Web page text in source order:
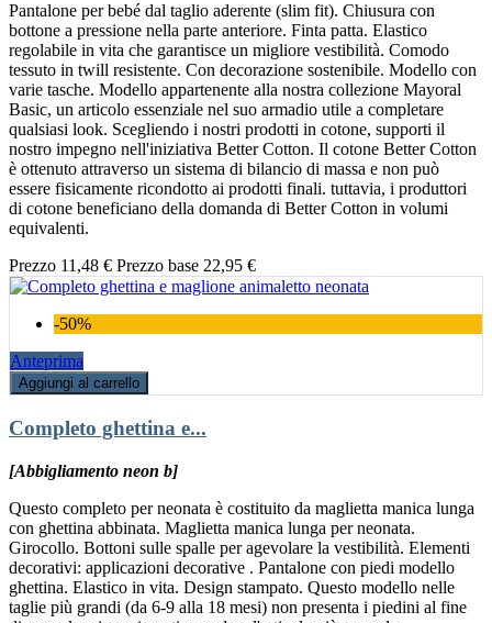
Pantalone per bebé dal taglio aderente (slim fit). Chiusura con
bottone a pressione nella parte anteriore. Finta patta. Elastico
regolabile in vita che garantisce un migliore vestibilità. Comodo
tessuto in twill resistente. Con decorazione sostenibile. Modello con
varie tasche. Modello appartenente alla nostra collezione Mayoral
Basic, un articolo essenziale nel suo armadio utile a completare
qualsiasi look. Scegliendo i nostri prodotti in cotone, supporti il
nostro impegno nell'iniziativa Better Cotton. Il cotone Better Cotton
è ottenuto attraverso un sistema di bilancio di massa e non può
essere fisicamente ricondotto ai prodotti finali. tuttavia, i produttori
di cotone beneficiano della domanda di Better Cotton in volumi
equivalenti.
Prezzo 11,48 € Prezzo base 22,95 €
-50%
Anteprima
Aggiungi al carrello
Completo ghettina e...
[Abbigliamento neon b]
Questo completo per neonata è costituito da maglietta manica lunga
con ghettina abbinata. Maglietta manica lunga per neonata.
Girocollo. Bottoni sulle spalle per agevolare la vestibilità. Elementi
decorativi: applicazioni decorative . Pantalone con piedi modello
ghettina. Elastico in vita. Design stampato. Questo modello nelle
taglie più grandi (da 6-9 alla 18 mesi) non presenta i piedini al fine